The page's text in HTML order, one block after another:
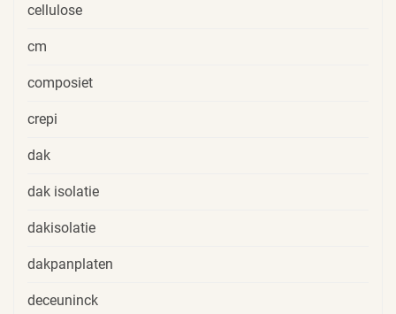
cellulose
cm
composiet
crepi
dak
dak isolatie
dakisolatie
dakpanplaten
deceuninck